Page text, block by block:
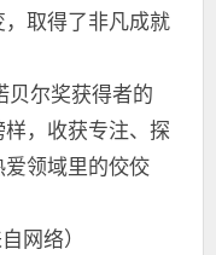
取得了非凡成就
贝尔奖获得者的
，收获专注、探
领域里的佼佼
网络）